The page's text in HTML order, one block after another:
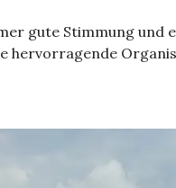
gute Stimmung und
hervorragende